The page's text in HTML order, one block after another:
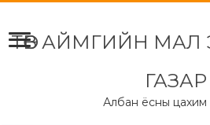
ТӨВ АЙМГИЙН
ГАЗАР
Албан ёсны цахим